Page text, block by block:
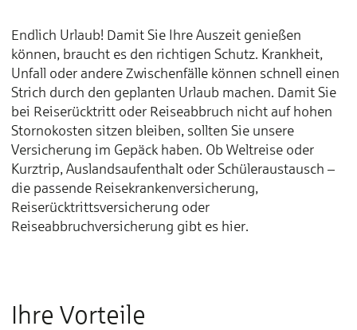
Endlich Urlaub! Damit Sie Ihre Auszeit genießen
können, braucht es den richtigen Schutz. Krank­heit,
Unfall oder an­de­re Zwi­schen­fäl­le können schnell ei­nen
Strich durch den geplanten Urlaub ma­chen. Damit Sie
bei Reiserücktritt oder Reiseabbruch nicht auf hohen
Stornokosten sitzen bleiben, sollten Sie unsere
Versicherung im Gepäck haben. Ob Weltreise oder
Kurz­trip, Aus­lands­auf­­ent­halt oder Schü­ler­aus­tausch –
die pas­sen­de Rei­se­kran­ken­ver­­si­che­rung,
Reiserücktrittsversicherung oder
Reiseabbruchversicherung gibt es hier.
Ihre Vorteile